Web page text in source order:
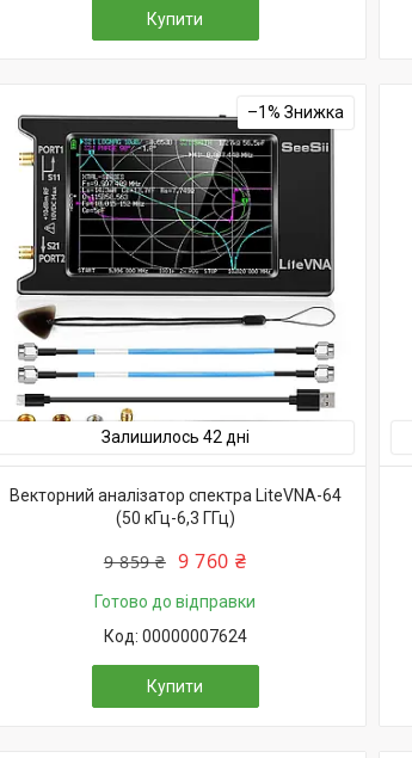
Купити
–1%
Залишилось 42 дні
Векторний аналізатор спектра LiteVNA-64
(50 кГц-6,3 ГГц)
9 859 ₴ 9 760 ₴
Готово до відправки
00000007624
Купити